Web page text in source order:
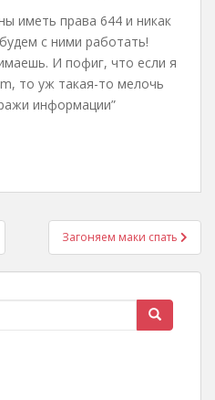
иметь права 644 и никак
с ними работать!
И пофиг, что если я
то уж такая-то мелочь
информации”
Загоняем маки спать